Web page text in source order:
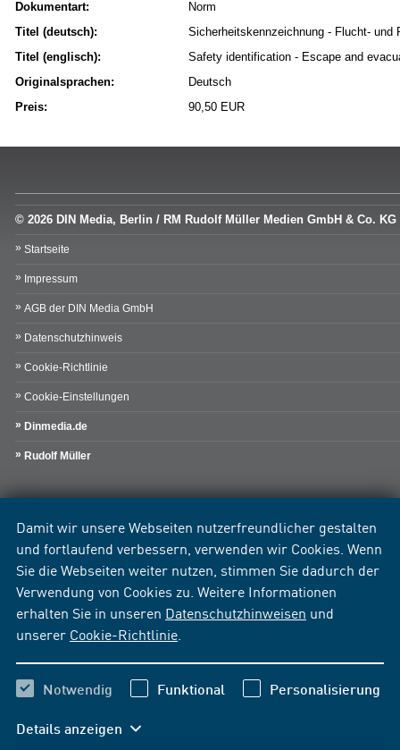
Damit wir unsere Webseiten nutzerfreundlicher gestalten
und fortlaufend verbessern, verwenden wir Cookies. Wenn
Sie die Webseiten weiter nutzen, stimmen Sie dadurch der
Verwendung von Cookies zu. Weitere Informationen
erhalten Sie in unseren Datenschutzhinweisen und
unserer Cookie-Richtlinie
Notwendig Funktional Personalisierung
Details anzeigen
Dokumentart:
Norm
Titel (deutsch):
Sicherheitskennzeichnung - Flucht- und
Titel (englisch):
Safety identification - Escape and
Originalsprachen:
Deutsch
Preis:
90,50 EUR
© 2026 DIN Media, Berlin / RM Rudolf Müller Medien GmbH & Co. KG
Startseite
Impressum
AGB der DIN Media GmbH
Datenschutzhinweis
Cookie-Richtlinie
Cookie-Einstellungen
Dinmedia.de
Rudolf Müller